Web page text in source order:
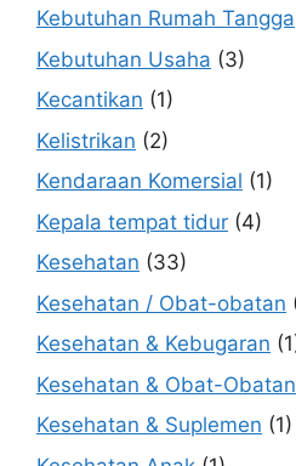
Kebutuhan Rumah Tangga
Kebutuhan Usaha (3)
Kecantikan (1)
Kelistrikan (2)
Kendaraan Komersial (1)
Kepala tempat tidur (4)
Kesehatan (33)
Kesehatan / Obat-obatan
Kesehatan & Kebugaran
Kesehatan & Obat-Obatan
Kesehatan & Suplemen (1)